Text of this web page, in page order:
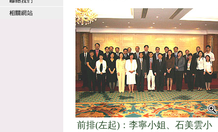
前排(左起)：李寧小姐、石美雲小